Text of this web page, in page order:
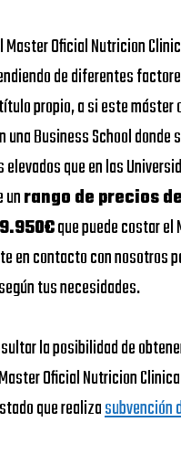
Master Oficial Nutricion
de diferentes
propio, a si este máster
una Business School donde
que en las
unrango de precios
que puede costar el
en contacto con nosotros
tus necesidades.
la posibilidad de
Oficial Nutricion
que realizasubvención